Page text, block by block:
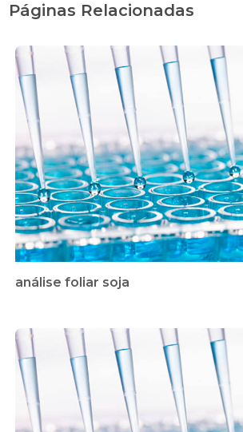
Páginas Relacionadas
análise foliar soja